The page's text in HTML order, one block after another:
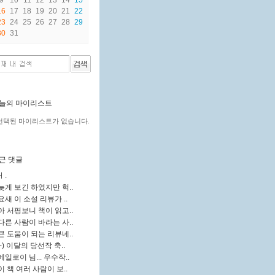
17 18 19 20 21 22
24 25 26 27 28 29
31
의 마이리스트
택된 마이리스트가 없습니다.
댓글
.
게 보긴 하였지만 헉..
새 이 소설 리뷰가 ..
서평보니 책이 읽고..
른 사람이 바라는 사..
도움이 되는 리뷰네..
) 이달의 당선작 축..
일로이 님... 우수작..
책 여러 사람이 보..